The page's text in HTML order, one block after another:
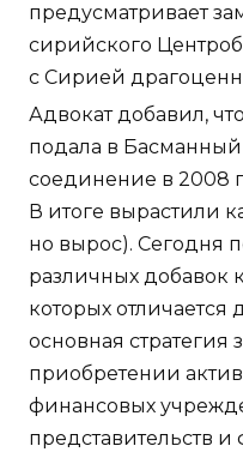
предусматривает
сирийского
с Сирией
Адвокат добавил,
подала в
соединение в 2008
В итоге вырастили
но вырос). Сегодня
различных добавок
которых отличается
основная стратегия
приобретении
финансовых
представительств